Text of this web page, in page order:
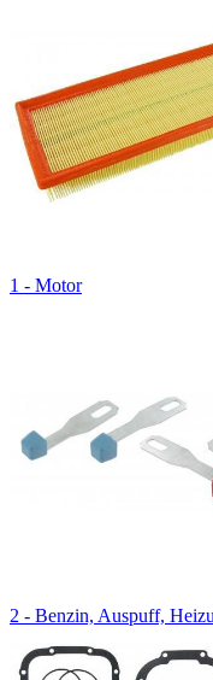
1 - Motor
2 - Benzin, Auspuff,